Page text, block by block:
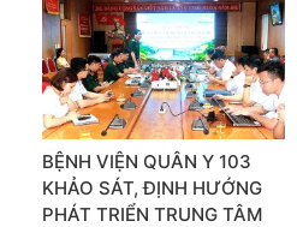
BỆNH VIỆN QUÂN Y 103
KHẢO SÁT, ĐỊNH HƯỚNG
PHÁT TRIỂN TRUNG TÂM